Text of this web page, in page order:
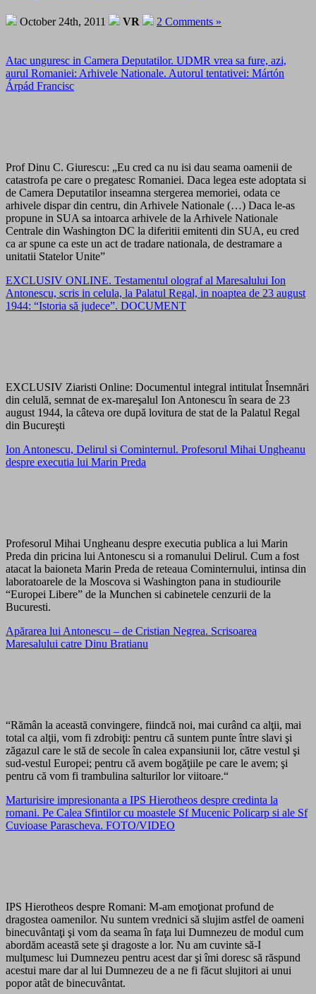
October 24th, 2011 VR 2 Comments »
Atac unguresc in Camera Deputatilor. UDMR vrea sa fure, azi,
aurul Romaniei: Arhivele Nationale. Autorul tentativei: Mártón
Árpád Francisc
Prof Dinu C. Giurescu: „Eu cred ca nu isi dau seama oamenii de
catastrofa pe care o pregatesc Romaniei. Daca legea este adoptata si
de Camera Deputatilor inseamna stergerea memoriei, odata ce
arhivele dispar din centru, din Arhivele Nationale (…) Daca le-as
propune in SUA sa intoarca arhivele de la Arhivele Nationale
Centrale din Washington DC la diferitii emitenti din SUA, eu cred
ca ar spune ca este un act de tradare nationala, de destramare a
unitatii Statelor Unite”
EXCLUSIV ONLINE. Testamentul olograf al Maresalului Ion
Antonescu, scris in celula, la Palatul Regal, in noaptea de 23 august
1944: “Istoria să judece”. DOCUMENT
EXCLUSIV Ziaristi Online: Documentul integral intitulat Însemnări
din celulă, semnat de ex-mareşalul Ion Antonescu în seara de 23
august 1944, la câteva ore după lovitura de stat de la Palatul Regal
din Bucureşti
Ion Antonescu, Delirul si Cominternul. Profesorul Mihai Ungheanu
despre executia lui Marin Preda
Profesorul Mihai Ungheanu despre executia publica a lui Marin
Preda din pricina lui Antonescu si a romanului Delirul. Cum a fost
atacat la baioneta Marin Preda de reteaua Cominternului, intinsa din
laboratoarele de la Moscova si Washington pana in studiourile
“Europei Libere” de la Munchen si cabinetele cenzurii de la
Bucuresti.
Apărarea lui Antonescu – de Cristian Negrea. Scrisoarea
Maresalului catre Dinu Bratianu
“Rămân la această convingere, fiindcă noi, mai curând ca alţii, mai
total ca alţii, vom fi zdrobiţi: pentru că suntem punte între slavi şi
zăgazul care le stă de secole în calea expansiunii lor, către vestul şi
sud-vestul Europei; pentru că avem bogăţiile pe care le avem; şi
pentru că vom fi trambulina salturilor lor viitoare.“
Marturisire impresionanta a IPS Hierotheos despre credinta la
romani. Pe Calea Sfintilor cu moastele Sf Mucenic Policarp si ale Sf
Cuvioase Parascheva. FOTO/VIDEO
IPS Hierotheos despre Romani: M-am emoţionat profund de
dragostea oamenilor. Nu suntem vrednici să slujim astfel de oameni
binecuvântaţi şi vom da seama în faţa lui Dumnezeu de modul cum
abordăm această sete şi dragoste a lor. Nu am cuvinte să-I
mulţumesc lui Dumnezeu pentru acest dar şi îmi doresc să răspund
acestui mare dar al lui Dumnezeu de a ne fi făcut slujitori ai unui
popor atât de binecuvântat.